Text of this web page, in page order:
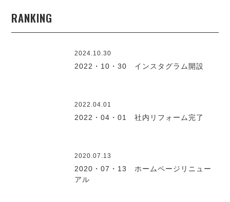
RANKING
2024.10.30
2022・10・30 インスタグラム開設
2022.04.01
2022・04・01 社内リフォーム完了
2020.07.13
2020・07・13 ホームページリニュー
アル